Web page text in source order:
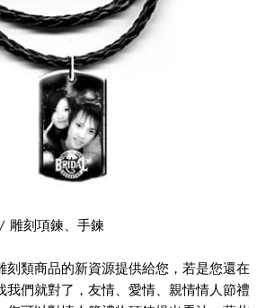
雕刻項鍊、手鍊
類商品的新資源提供給您，若是您還在
我們就對了，友情、愛情、親情情人節禮